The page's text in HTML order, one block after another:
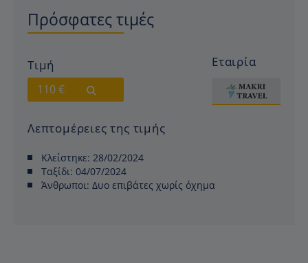
Πρόσφατες τιμές
Τιμή
110 €
Εταιρία
Λεπτομέρειες της τιμής
Κλείστηκε: 28/02/2024
Ταξίδι: 04/07/2024
Άνθρωποι: Δυο επιβάτες χωρίς όχημα